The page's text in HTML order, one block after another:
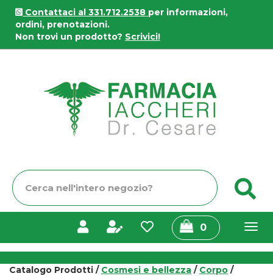
Passa
contenuto
principale
Contattaci al 331.712.2538 per informazioni,
ordini, prenotazioni.
Non trovi un prodotto? Scrivici!
Cerca
Prodotto
0prodotti
inseriti
Catalogo Prodotti / Cosmesi e bellezza / Corpo /